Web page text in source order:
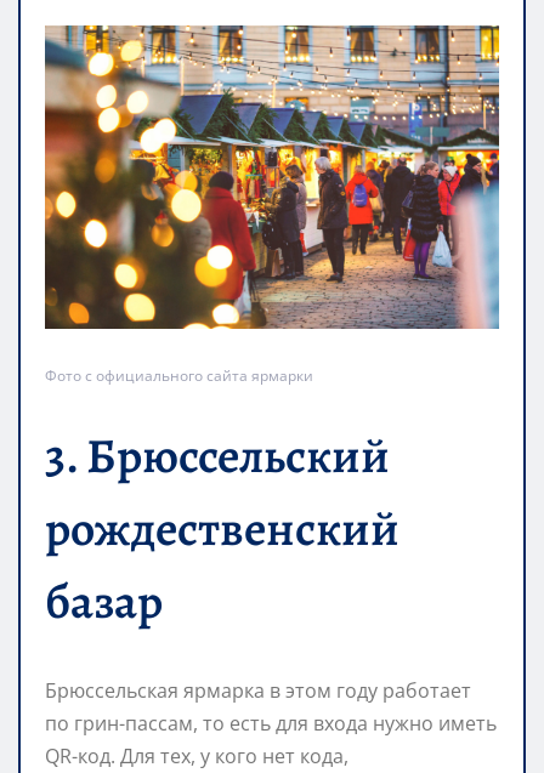
Фото с официального сайта ярмарки
3. Брюссельский
рождественский
базар
Брюссельская ярмарка в этом году работает
по грин-пасcам, то есть для входа нужно иметь
QR-код. Для тех, у кого нет кода,